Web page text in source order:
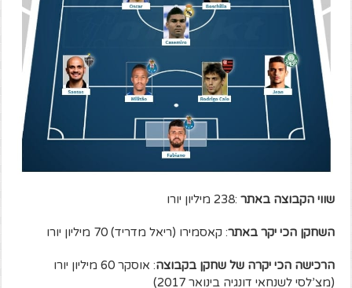
שווי הקבוצה באתר :238 מיליון יורו
השחקן הכי יקר באתר: קאסמירו (ריאל מדריד) 70 מיליון יורו
הרכישה הכי יקרה של שחקן בקבוצה
: אוסקר 60 מיליון יורו
(מצ’לסי לשנחאי דונגיה בינואר 2017)